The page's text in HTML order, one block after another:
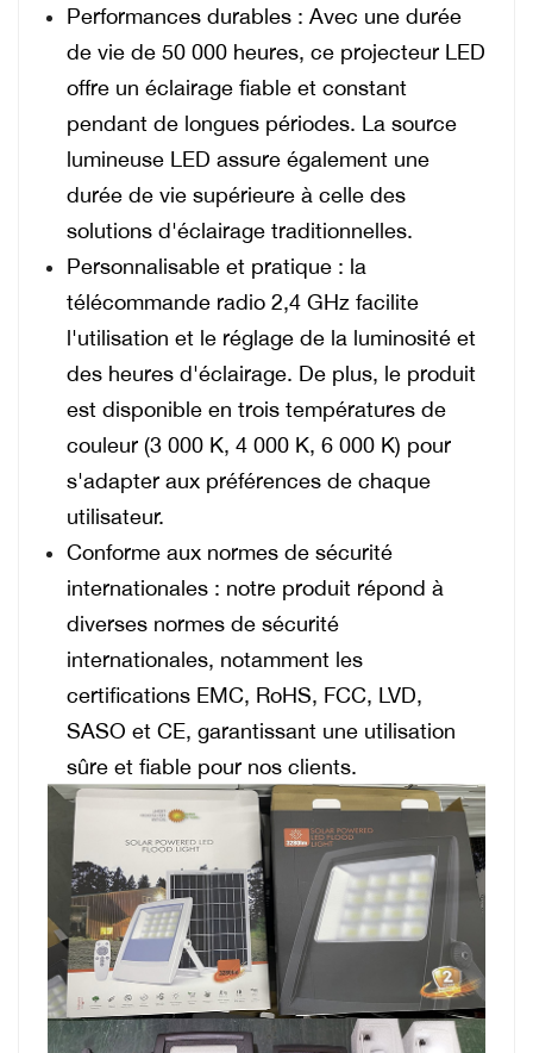
Performances durables : Avec une durée
de vie de 50 000 heures, ce projecteur LED
offre un éclairage fiable et constant
pendant de longues périodes. La source
lumineuse LED assure également une
durée de vie supérieure à celle des
solutions d'éclairage traditionnelles.
Personnalisable et pratique : la
télécommande radio 2,4 GHz facilite
l'utilisation et le réglage de la luminosité et
des heures d'éclairage. De plus, le produit
est disponible en trois températures de
couleur (3 000 K, 4 000 K, 6 000 K) pour
s'adapter aux préférences de chaque
utilisateur.
Conforme aux normes de sécurité
internationales : notre produit répond à
diverses normes de sécurité
internationales, notamment les
certifications EMC, RoHS, FCC, LVD,
SASO et CE, garantissant une utilisation
sûre et fiable pour nos clients.